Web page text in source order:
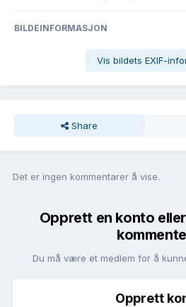
BILDEINFORMASJON
Vis bildets EXIF-
Share
Det er ingen kommentarer å vise.
Opprett en konto
Du må være et medlem for å
Opprett